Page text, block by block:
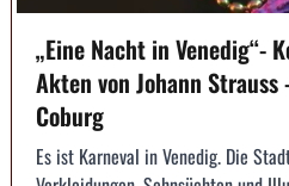
„Eine Nacht in Venedig“-
Akten von Johann
Coburg
Es ist Karneval in Venedig. Die